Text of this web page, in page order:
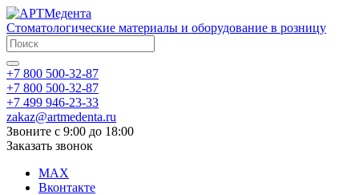
Стоматологические материалы и оборудование в розницу
+7 800 500-32-87
+7 800 500-32-87
+7 499 946-23-33
zakaz@artmedenta.ru
Звоните с 9:00 до 18:00
Заказать звонок
MAX
Вконтакте